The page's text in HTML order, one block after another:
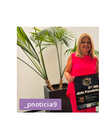
_pnoticia9